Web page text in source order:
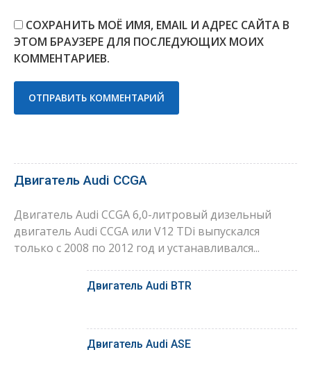
СОХРАНИТЬ МОЁ ИМЯ, EMAIL И АДРЕС САЙТА В
ЭТОМ БРАУЗЕРЕ ДЛЯ ПОСЛЕДУЮЩИХ МОИХ
КОММЕНТАРИЕВ.
Двигатель Audi CCGA
Двигатель Audi CCGA 6,0-литровый дизельный
двигатель Audi CCGA или V12 TDi выпускался
только с 2008 по 2012 год и устанавливался...
Двигатель Audi BTR
Двигатель Audi ASE